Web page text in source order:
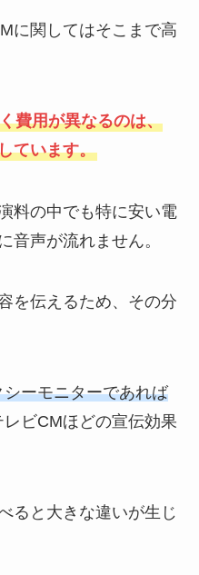
に関してはそこまで高
費用が異なるのは、
ています。
料の中でも特に安い電
音声が流れません。
を伝えるため、その分
ーモニターであれば
ビCMほどの宣伝効果
ると大きな違いが生じ